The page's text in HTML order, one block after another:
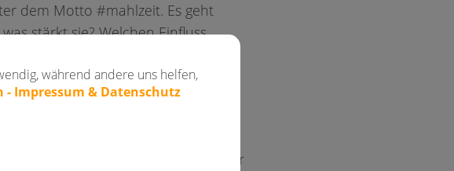
während andere uns helfen,
- Impressum & Datenschutz
dem Motto #mahlzeit. Es geht
stärkt sie? Welchen Einfluss
man in welchem Alter achten?
Wo finden sich verlässliche
vielerlei Medien wie Social Media,
Ganz egal ob man sie von der